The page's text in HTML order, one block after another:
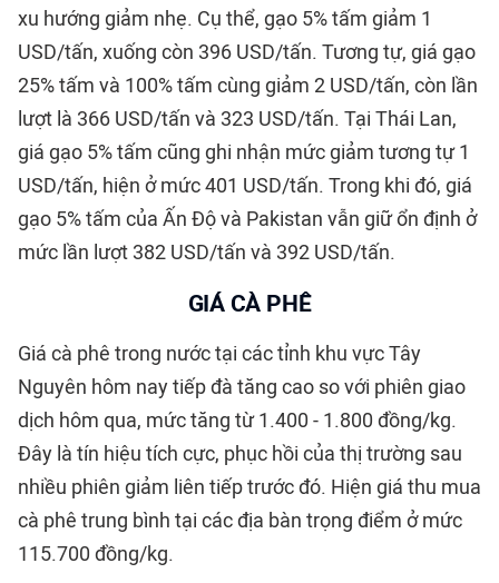
xu hướng giảm nhẹ. Cụ thể, gạo 5% tấm giảm 1
USD/tấn, xuống còn 396 USD/tấn. Tương tự, giá gạo
25% tấm và 100% tấm cùng giảm 2 USD/tấn, còn lần
lượt là 366 USD/tấn và 323 USD/tấn. Tại Thái Lan,
giá gạo 5% tấm cũng ghi nhận mức giảm tương tự 1
USD/tấn, hiện ở mức 401 USD/tấn. Trong khi đó, giá
gạo 5% tấm của Ấn Độ và Pakistan vẫn giữ ổn định ở
mức lần lượt 382 USD/tấn và 392 USD/tấn.
GIÁ CÀ PHÊ
Giá cà phê trong nước tại các tỉnh khu vực Tây
Nguyên hôm nay tiếp đà tăng cao so với phiên giao
dịch hôm qua, mức tăng từ 1.400 - 1.800 đồng/kg.
Đây là tín hiệu tích cực, phục hồi của thị trường sau
nhiều phiên giảm liên tiếp trước đó. Hiện giá thu mua
cà phê trung bình tại các địa bàn trọng điểm ở mức
115.700 đồng/kg.